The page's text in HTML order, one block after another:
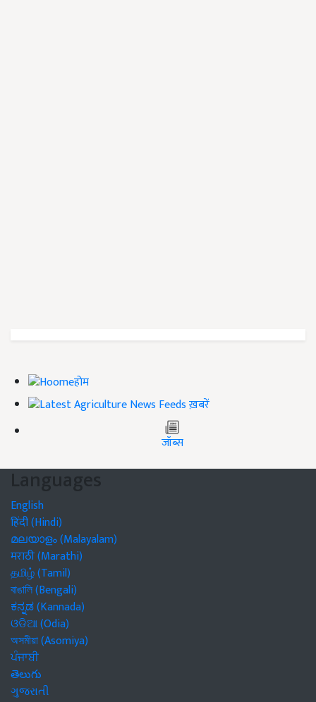
होम
ख़बरें
जॉब्स
Languages
English
हिंदी (Hindi)
മലയാളം (Malayalam)
मराठी (Marathi)
தமிழ் (Tamil)
বাঙালি (Bengali)
ಕನ್ನಡ (Kannada)
ଓଡିଆ (Odia)
অসমীয়া (Asomiya)
ਪੰਜਾਬੀ
తెలుగు
ગુજરાતી